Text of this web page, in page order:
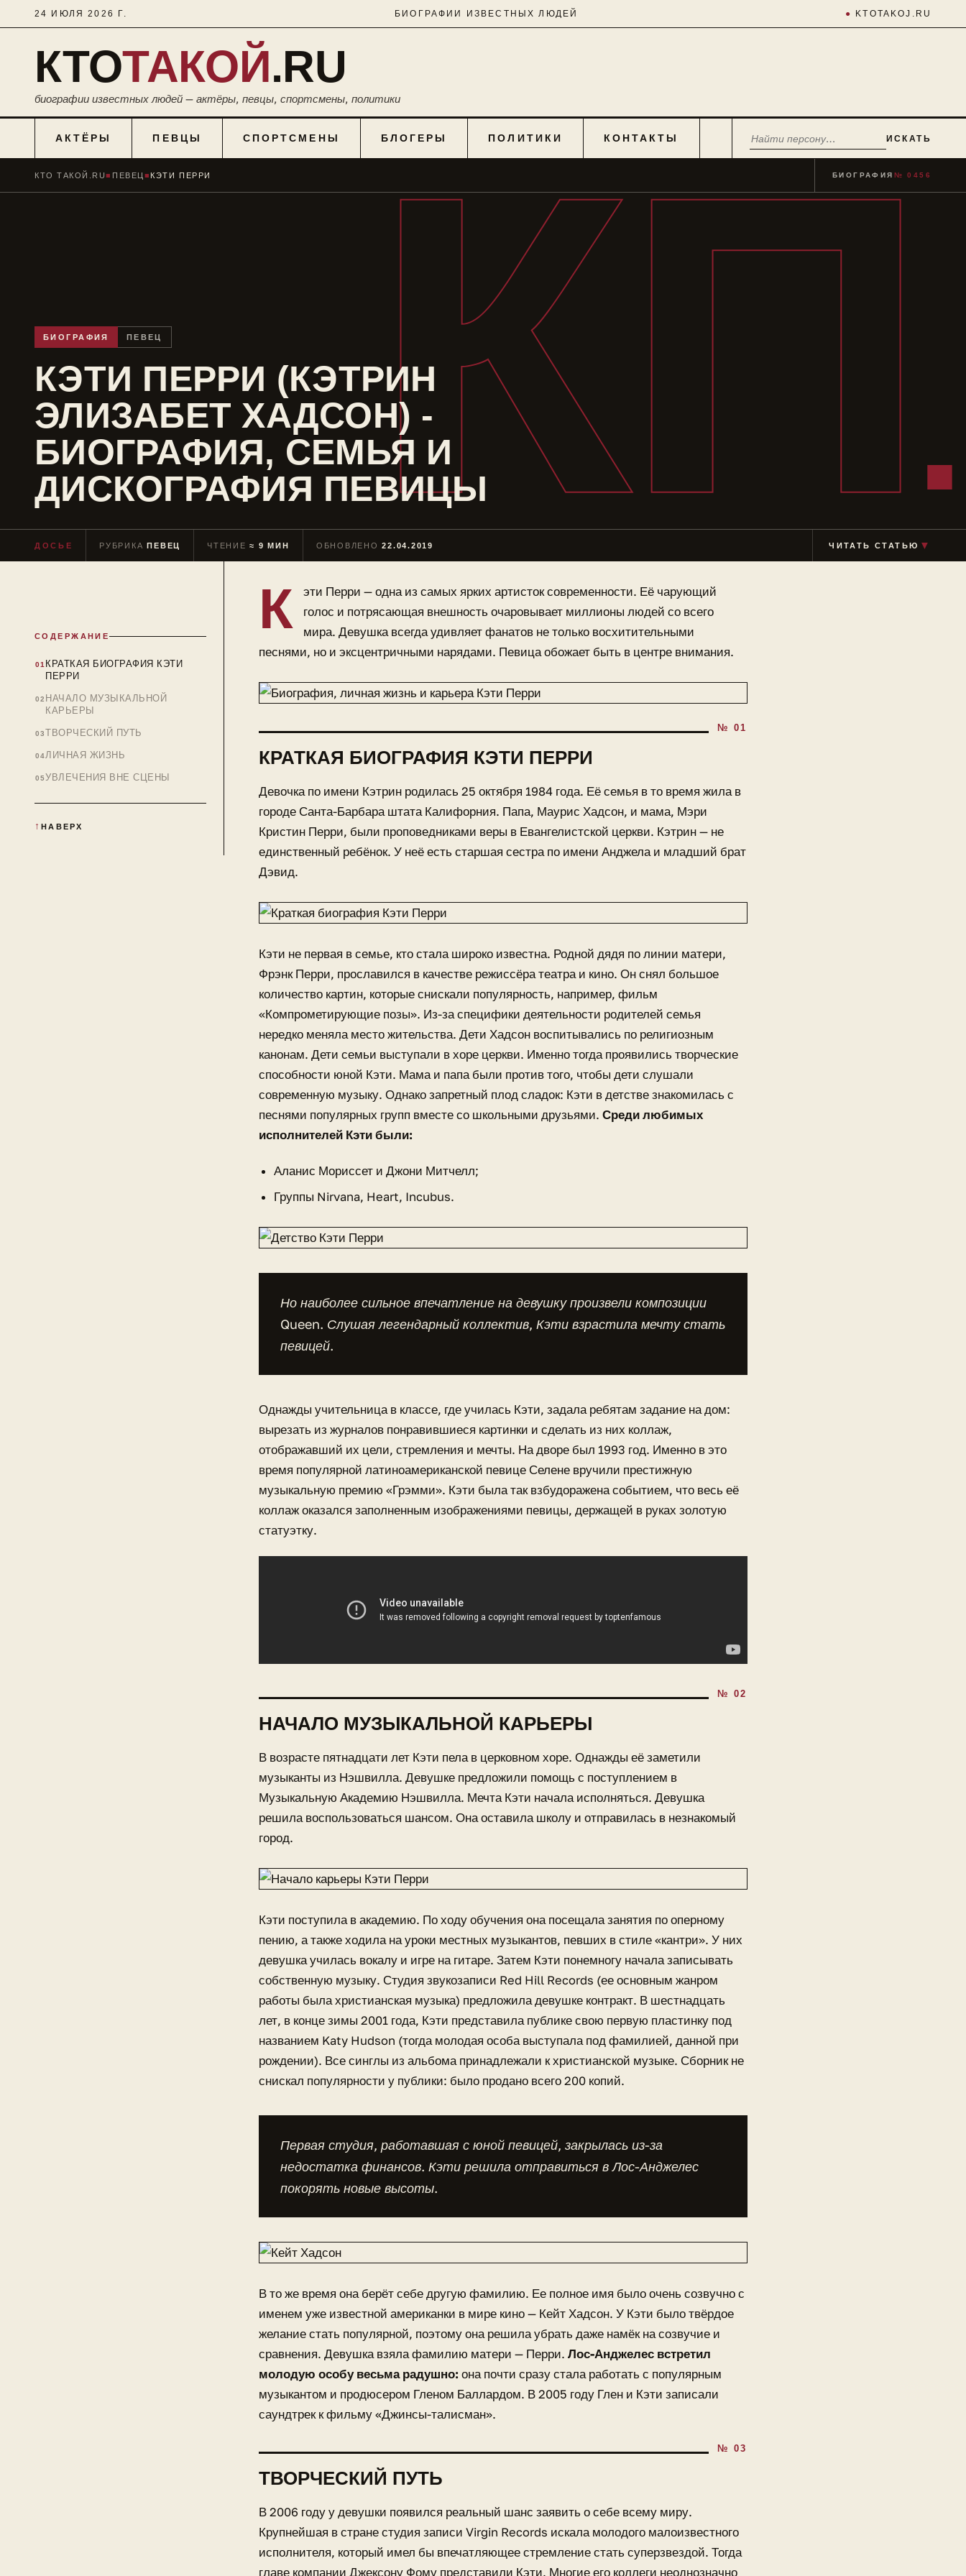
24 ИЮЛЯ 2026 Г. БИОГРАФИИ ИЗВЕСТНЫХ ЛЮДЕЙ ● KTOTAKOJ.RU
КТОТАКОЙ.RU
биографии известных людей — актёры, певцы, спортсмены, политики
АКТЁРЫ ПЕВЦЫ СПОРТСМЕНЫ БЛОГЕРЫ ПОЛИТИКИ КОНТАКТЫ ИСКАТЬ
КП
КТО ТАКОЙ.RU■ ПЕВЕЦ ■ КЭТИ ПЕРРИ БИОГРАФИЯ № 0456
БИОГРАФИЯ ПЕВЕЦ
КЭТИ ПЕРРИ (КЭТРИН
ЭЛИЗАБЕТ ХАДСОН) -
БИОГРАФИЯ, СЕМЬЯ И
ДИСКОГРАФИЯ ПЕВИЦЫ
ДОСЬЕ РУБРИКАПЕВЕЦ ЧТЕНИЕ≈ 9 МИН ОБНОВЛЕНО22.04.2019 ЧИТАТЬ СТАТЬЮ ▼
СОДЕРЖАНИЕ
КРАТКАЯ БИОГРАФИЯ КЭТИ
ПЕРРИ
НАЧАЛО МУЗЫКАЛЬНОЙ
КАРЬЕРЫ
ТВОРЧЕСКИЙ ПУТЬ
ЛИЧНАЯ ЖИЗНЬ
УВЛЕЧЕНИЯ ВНЕ СЦЕНЫ
НАВЕРХ
К
эти Перри — одна из самых ярких артисток современности. Её чарующий
голос и потрясающая внешность очаровывает миллионы людей со всего
мира. Девушка всегда удивляет фанатов не только восхитительными
песнями, но и эксцентричными нарядами. Певица обожает быть в центре внимания.
КРАТКАЯ БИОГРАФИЯ КЭТИ ПЕРРИ
Девочка по имени Кэтрин родилась 25 октября 1984 года. Её семья в то время жила в
городе Санта-Барбара штата Калифорния. Папа, Маурис Хадсон, и мама, Мэри
Кристин Перри, были проповедниками веры в Евангелистской церкви. Кэтрин — не
единственный ребёнок. У неё есть старшая сестра по имени Анджела и младший брат
Дэвид.
Кэти не первая в семье, кто стала широко известна. Родной дядя по линии матери,
Фрэнк Перри, прославился в качестве режиссёра театра и кино. Он снял большое
количество картин, которые снискали популярность, например, фильм
«Компрометирующие позы». Из-за специфики деятельности родителей семья
нередко меняла место жительства. Дети Хадсон воспитывались по религиозным
канонам. Дети семьи выступали в хоре церкви. Именно тогда проявились творческие
способности юной Кэти. Мама и папа были против того, чтобы дети слушали
современную музыку. Однако запретный плод сладок: Кэти в детстве знакомилась с
песнями популярных групп вместе со школьными друзьями. Среди любимых
исполнителей Кэти были:
Аланис Мориссет и Джони Митчелл;
Группы Nirvana, Heart, Incubus.
Но наиболее сильное впечатление на девушку произвели композиции
Queen. Слушая легендарный коллектив, Кэти взрастила мечту стать
певицей.
Однажды учительница в классе, где училась Кэти, задала ребятам задание на дом:
вырезать из журналов понравившиеся картинки и сделать из них коллаж,
отображавший их цели, стремления и мечты. На дворе был 1993 год. Именно в это
время популярной латиноамериканской певице Селене вручили престижную
музыкальную премию «Грэмми». Кэти была так взбудоражена событием, что весь её
коллаж оказался заполненным изображениями певицы, держащей в руках золотую
статуэтку.
НАЧАЛО МУЗЫКАЛЬНОЙ КАРЬЕРЫ
В возрасте пятнадцати лет Кэти пела в церковном хоре. Однажды её заметили
музыканты из Нэшвилла. Девушке предложили помощь с поступлением в
Музыкальную Академию Нэшвилла. Мечта Кэти начала исполняться. Девушка
решила воспользоваться шансом. Она оставила школу и отправилась в незнакомый
город.
Кэти поступила в академию. По ходу обучения она посещала занятия по оперному
пению, а также ходила на уроки местных музыкантов, певших в стиле «кантри». У них
девушка училась вокалу и игре на гитаре. Затем Кэти понемногу начала записывать
собственную музыку. Студия звукозаписи Red Hill Records (ее основным жанром
работы была христианская музыка) предложила девушке контракт. В шестнадцать
лет, в конце зимы 2001 года, Кэти представила публике свою первую пластинку под
названием Katy Hudson (тогда молодая особа выступала под фамилией, данной при
рождении). Все синглы из альбома принадлежали к христианской музыке. Сборник не
снискал популярности у публики: было продано всего 200 копий.
Первая студия, работавшая с юной певицей, закрылась из-за
недостатка финансов. Кэти решила отправиться в Лос-Анджелес
покорять новые высоты.
В то же время она берёт себе другую фамилию. Ее полное имя было очень созвучно с
именем уже известной американки в мире кино — Кейт Хадсон. У Кэти было твёрдое
желание стать популярной, поэтому она решила убрать даже намёк на созвучие и
сравнения. Девушка взяла фамилию матери — Перри. Лос-Анджелес встретил
молодую особу весьма радушно: она почти сразу стала работать с популярным
музыкантом и продюсером Гленом Баллардом. В 2005 году Глен и Кэти записали
саундтрек к фильму «Джинсы-талисман».
ТВОРЧЕСКИЙ ПУТЬ
В 2006 году у девушки появился реальный шанс заявить о себе всему миру.
Крупнейшая в стране студия записи Virgin Records искала молодого малоизвестного
исполнителя, который имел бы впечатляющее стремление стать суперзвездой. Тогда
главе компании Джексону Фому представили Кэти. Многие его коллеги неоднозначно